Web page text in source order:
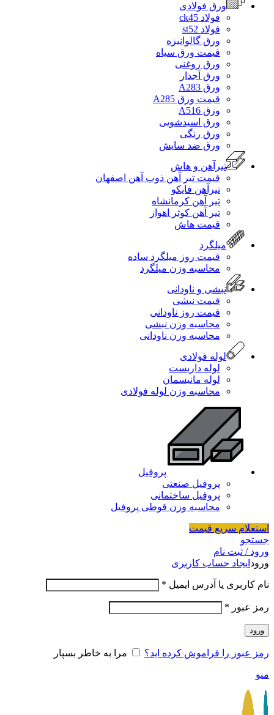
ورق فولادی
فولاد ck45
فولاد st52
ورق گالوانیزه
قیمت ورق سیاه
ورق روغنی
ورق آجدار
ورق A283
قیمت ورق A285
ورق A516
ورق اسیدشویی
ورق رنگی
ورق ضد سایش
تیرآهن و هاش
قیمت تیر آهن ذوب آهن اصفهان
تیرآهن فایکو
تیر آهن کرمانشاه
تیر آهن کوثر اهواز
قیمت هاش
میلگرد
قیمت روز میلگرد ساده
محاسبه وزن میلگرد
نبشی و ناودانی
قیمت نبشی
قیمت روز ناودانی
محاسبه وزن نبشی
محاسبه وزن ناودانی
لوله فولادی
لوله داربست
لوله مانیسمان
محاسبه وزن لوله فولادی
پروفیل
پروفیل صنعتی
پروفیل ساختمانی
محاسبه وزن قوطی پروفیل
استعلام سریع قیمت
جستجو
ورود / ثبت نام
ورود ایجاد حساب کاربری
نام کاربری یا آدرس ایمیل *
رمز عبور *
ورود
رمز عبور را فراموش کرده اید؟ مرا به خاطر بسپار
منو